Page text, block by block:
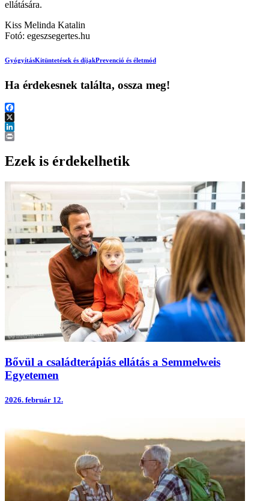
ellátására.
Kiss Melinda Katalin
Fotó: egeszsegertes.hu
GyógyításKitüntetések és díjakPrevenció és életmód
Ha érdekesnek találta, ossza meg!
Facebook
X
LinkedIn
Ezek is érdekelhetik
Bővül a családterápiás ellátás a Semmelweis
Egyetemen
2026. február 12.